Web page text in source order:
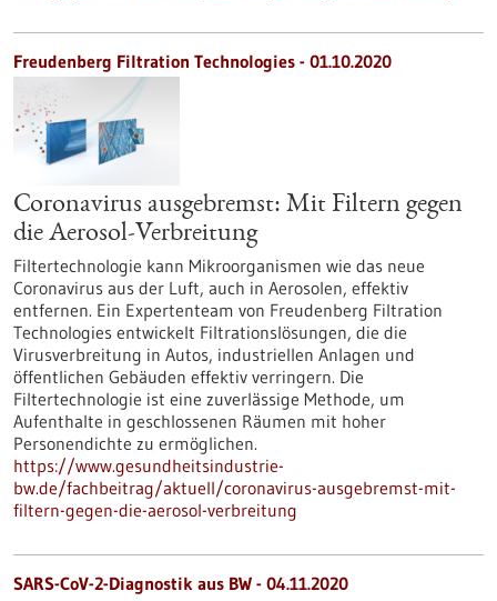
Freudenberg Filtration Technologies - 01.10.2020
Coronavirus ausgebremst: Mit Filtern gegen
die Aerosol-Verbreitung
Filtertechnologie kann Mikroorganismen wie das neue
Coronavirus aus der Luft, auch in Aerosolen, effektiv
entfernen. Ein Expertenteam von Freudenberg Filtration
Technologies entwickelt Filtrationslösungen, die die
Virusverbreitung in Autos, industriellen Anlagen und
öffentlichen Gebäuden effektiv verringern. Die
Filtertechnologie ist eine zuverlässige Methode, um
Aufenthalte in geschlossenen Räumen mit hoher
Personendichte zu ermöglichen.
https://www.gesundheitsindustrie-
bw.de/fachbeitrag/aktuell/coronavirus-ausgebremst-mit-
filtern-gegen-die-aerosol-verbreitung
SARS-CoV-2-Diagnostik aus BW - 04.11.2020